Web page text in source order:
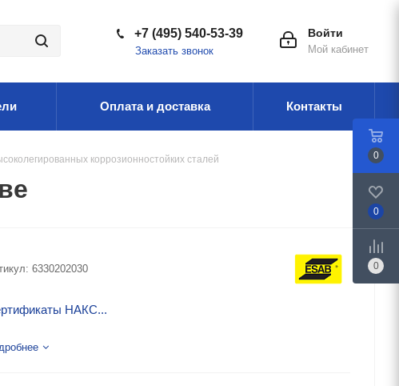
Войти
Мой кабинет
+7 (495) 540-53-39
Заказать звонок
Оплата и доставка Контакты
коррозионностойких сталей
6330202030
НАКС...
0
0
0